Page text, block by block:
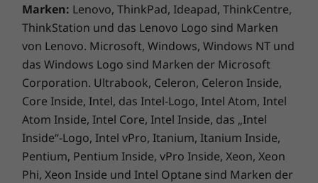
Marken: Lenovo, ThinkPad, Ideapad, ThinkCentre,
ThinkStation und das Lenovo Logo sind Marken
von Lenovo. Microsoft, Windows, Windows NT und
das Windows Logo sind Marken der Microsoft
Corporation. Ultrabook, Celeron, Celeron Inside,
Core Inside, Intel, das Intel-Logo, Intel Atom, Intel
Atom Inside, Intel Core, Intel Inside, das „Intel
Inside“-Logo, Intel vPro, Itanium, Itanium Inside,
Pentium, Pentium Inside, vPro Inside, Xeon, Xeon
Phi, Xeon Inside und Intel Optane sind Marken der